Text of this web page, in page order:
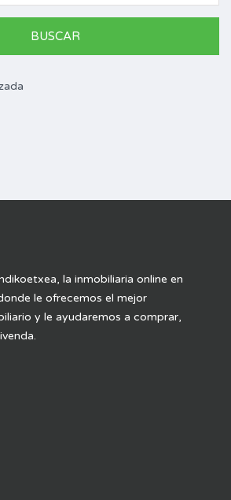
la inmobiliaria online en
le ofrecemos el mejor
y le ayudaremos a comprar,